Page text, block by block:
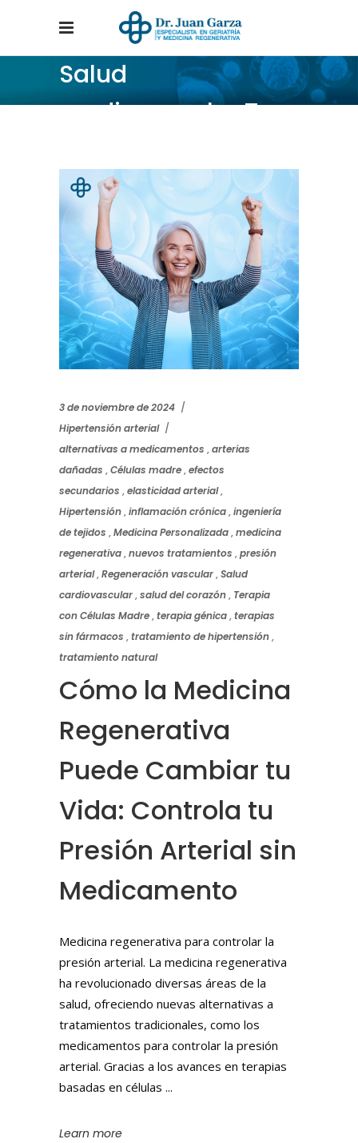
Salud
cardiovascular Tag
3 de noviembre de 2024
Hipertensión arterial
alternativas a medicamentos ,arterias
dañadas ,Células madre,efectos
secundarios ,elasticidad arterial,
Hipertensión,inflamación crónica,ingeniería
de tejidos ,Medicina Personalizada,medicina
regenerativa,nuevos tratamientos ,presión
arterial,Regeneración vascular,Salud
cardiovascular,salud del corazón, Terapia
con Células Madre,terapia génica,terapias
sin fármacos ,tratamiento de hipertensión,
tratamiento natural
Cómo la Medicina
Regenerativa
Puede Cambiar tu
Vida: Controla tu
Presión Arterial sin
Medicamento
Medicina regenerativa para controlar la
presión arterial. La medicina regenerativa
ha revolucionado diversas áreas de la
salud, ofreciendo nuevas alternativas a
tratamientos tradicionales, como los
medicamentos para controlar la presión
arterial. Gracias a los avances en terapias
basadas en células
Learn more